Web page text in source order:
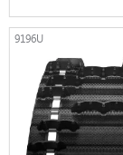
9196U